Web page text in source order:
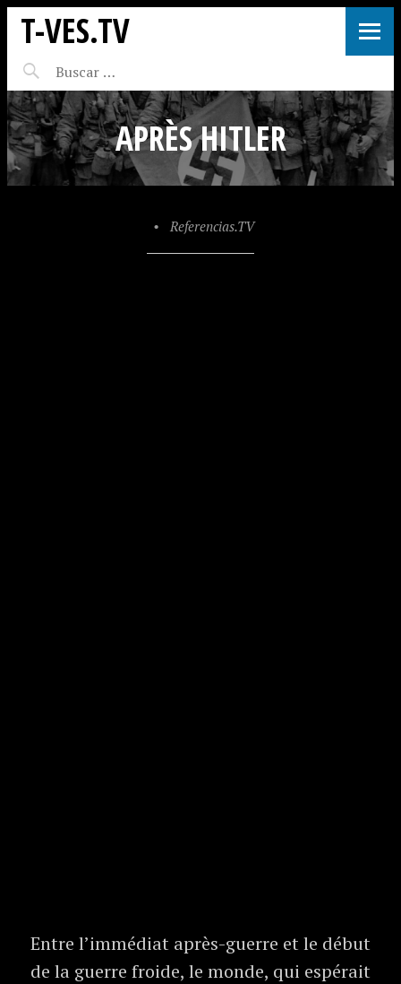
T-VES.TV
APRÈS HITLER
• Referencias.TV
Entre l’immédiat après-guerre et le début
de la guerre froide, le monde, qui espérait